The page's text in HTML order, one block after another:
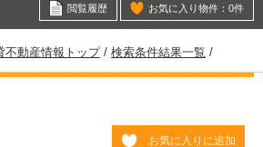
閲覧履歴 お気に入り物件： 0件
不動産情報トップ/ 検索条件結果一覧 /
お気に入りに追加